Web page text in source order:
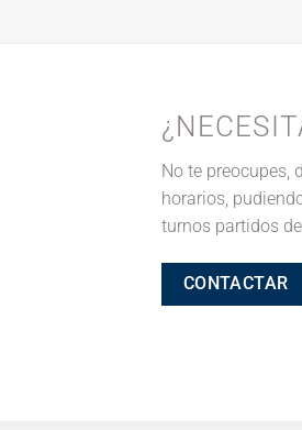
No te preocupes,
horarios,
turnos partidos
CONTACTAR